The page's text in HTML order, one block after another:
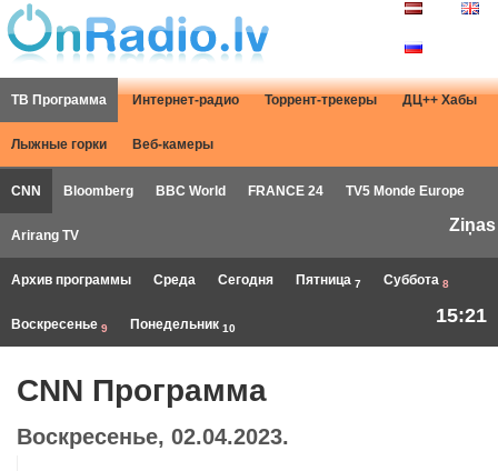
ТВ Программа Интернет-радио Торрент-трекеры ДЦ++ Хабы
Лыжные горки Веб-камеры
CNN Bloomberg BBC World FRANCE 24 TV5 Monde Europe
Arirang TV
Ziņas
Архив программы Среда Сегодня Пятница 7 Суббота 8
Воскресенье 9 Понедельник 10
15:21
CNN Программа
Воскресенье, 02.04.2023.